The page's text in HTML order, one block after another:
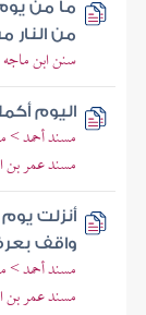
ما من
من النار
سنن ابن
اليوم
مسند أحمد >
مسند عمر بن
أنزلت
واقف
مسند أحمد >
مسند عمر بن